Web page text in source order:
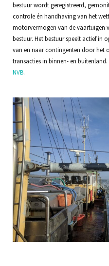
bestuur wordt geregistreerd,
controle én handhaving van het
motorvermogen van de vaartuigen
bestuur. Het bestuur speelt actief in
van en naar contingenten door het
transacties in binnen- en
NVB.